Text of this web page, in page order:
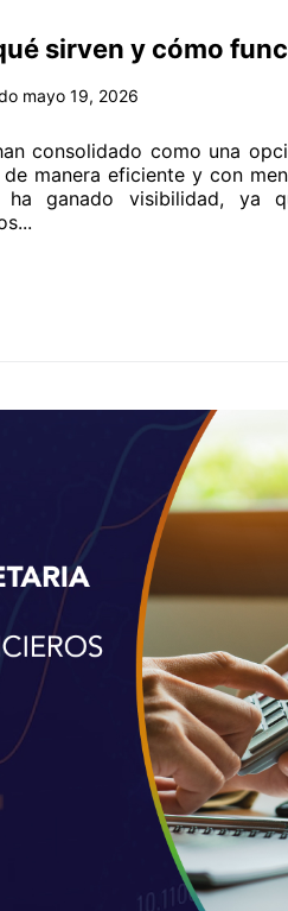
sirven y cómo
mayo 19, 2026
consolidado como una
manera eficiente y con
ganado visibilidad, ya